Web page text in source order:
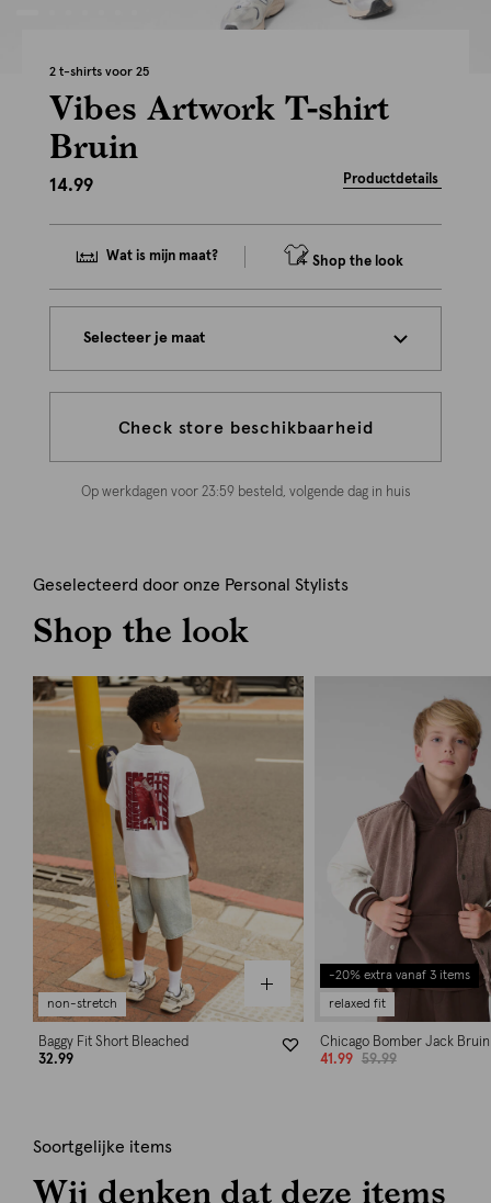
2 t-shirts voor 25
Vibes Artwork T-shirt
Bruin
14.99 Productdetails
Wat is mijn maat? Shop the look
Selecteer je maat
Check store beschikbaarheid
Op werkdagen voor 23:59 besteld, volgende dag in huis
Geselecteerd door onze Personal Stylists
Shop the look
non-stretch
Baggy Fit Short Bleached
32.99
-20% extra vanaf 3 items
relaxed fit
Chicago Bomber Jack Bruin
41.99
59.99
Soortgelijke items
Wij denken dat deze items